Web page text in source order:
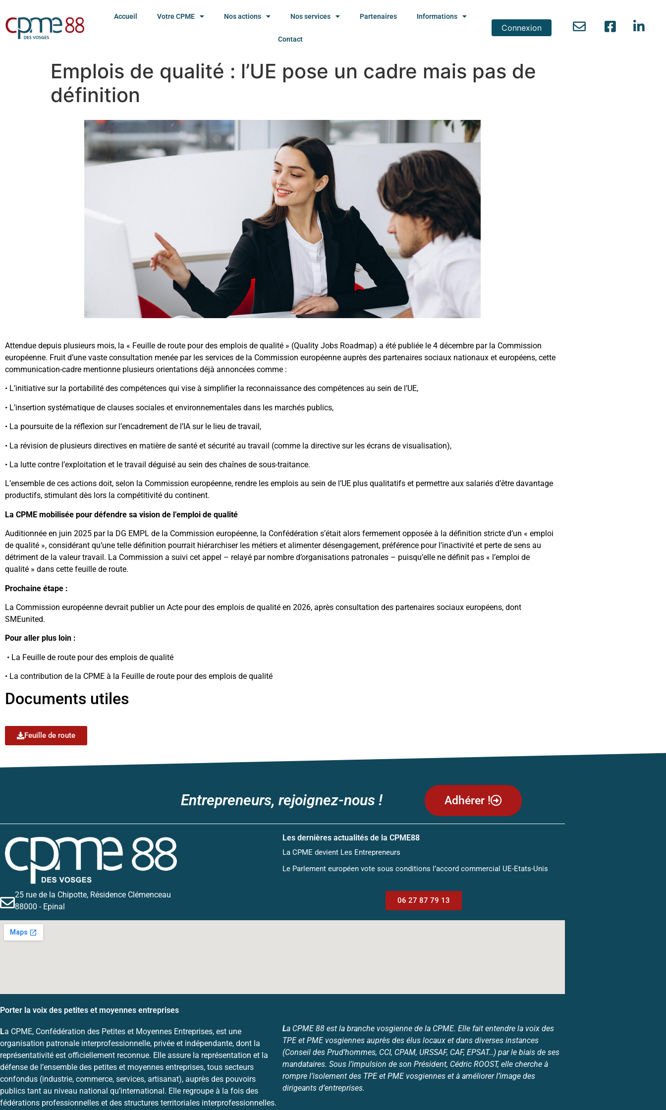
Accueil Votre CPME Nos actions Nos services Partenaires Informations
Contact
Connexion
Emplois de qualité : l’UE pose un cadre mais pas de
définition
Attendue depuis plusieurs mois, la « Feuille de route pour des emplois de qualité » (Quality Jobs Roadmap) a été publiée le 4 décembre par la Commission
européenne. Fruit d’une vaste consultation menée par les services de la Commission européenne auprès des partenaires sociaux nationaux et européens, cette
communication-cadre mentionne plusieurs orientations déjà annoncées comme :
• L’initiative sur la portabilité des compétences qui vise à simplifier la reconnaissance des compétences au sein de l’UE,
• L’insertion systématique de clauses sociales et environnementales dans les marchés publics,
• La poursuite de la réflexion sur l’encadrement de l’IA sur le lieu de travail,
• La révision de plusieurs directives en matière de santé et sécurité au travail (comme la directive sur les écrans de visualisation),
• La lutte contre l’exploitation et le travail déguisé au sein des chaînes de sous-traitance.
L’ensemble de ces actions doit, selon la Commission européenne, rendre les emplois au sein de l’UE plus qualitatifs et permettre aux salariés d’être davantage
productifs, stimulant dès lors la compétitivité du continent.
La CPME mobilisée pour défendre sa vision de l’emploi de qualité
Auditionnée en juin 2025 par la DG EMPL de la Commission européenne, la Confédération s’était alors fermement opposée à la définition stricte d’un « emploi
de qualité », considérant qu’une telle définition pourrait hiérarchiser les métiers et alimenter désengagement, préférence pour l’inactivité et perte de sens au
détriment de la valeur travail. La Commission a suivi cet appel – relayé par nombre d’organisations patronales – puisqu’elle ne définit pas « l’emploi de
qualité » dans cette feuille de route.
Prochaine étape :
La Commission européenne devrait publier un Acte pour des emplois de qualité en 2026, après consultation des partenaires sociaux européens, dont
SMEunited.
Pour aller plus loin :
• La Feuille de route pour des emplois de qualité
• La contribution de la CPME à la Feuille de route pour des emplois de qualité
Documents utiles
Feuille de route
Entrepreneurs, rejoignez-nous ! Adhérer !
Les dernières actualités de la CPME88
La CPME devient Les Entrepreneurs
Le Parlement européen vote sous conditions l’accord commercial UE-Etats-Unis
25 rue de la Chipotte, Résidence Clémenceau
88000 - Epinal
06 27 87 79 13
Porter la voix des petites et moyennes entreprises
La CPME, Confédération des Petites et Moyennes Entreprises, est une
organisation patronale interprofessionnelle, privée et indépendante, dont la
représentativité est officiellement reconnue. Elle assure la représentation et la
défense de l’ensemble des petites et moyennes entreprises, tous secteurs
confondus (industrie, commerce, services, artisanat), auprès des pouvoirs
publics tant au niveau national qu’international. Elle regroupe à la fois des
fédérations professionnelles et des structures territoriales interprofessionnelles.
La CPME 88 est la branche vosgienne de la CPME. Elle fait entendre la voix des
TPE et PME vosgiennes auprès des élus locaux et dans diverses instances
(Conseil des Prud’hommes, CCI, CPAM, URSSAF, CAF, EPSAT…) par le biais de ses
mandataires. Sous l’impulsion de son Président, Cédric ROOST, elle cherche à
rompre l’isolement des TPE et PME vosgiennes et à améliorer l’image des
dirigeants d’entreprises.